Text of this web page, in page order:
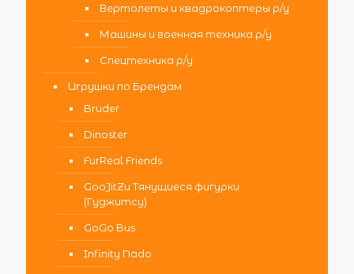
Вертолеты и квадрокоптеры р/у
Машины и военная техника р/у
Спецтехника р/у
Игрушки по Брендам
Bruder
Dinoster
FurReal Friends
GooJitZu Тянущиеся фигурки
(Гуджитсу)
GoGo Bus
Infinity Nado